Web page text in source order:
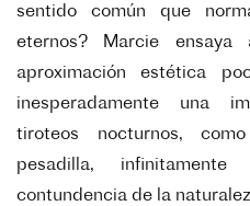
sentido común que
eternos? Marcie ensaya
aproximaciónestética
inesperadamente una
tiroteos nocturnos,
pesadilla,
contundenciade la